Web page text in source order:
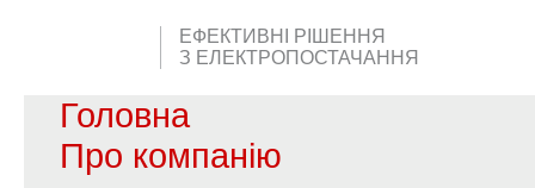
ЕФЕКТИВНІ РІШЕННЯ
З ЕЛЕКТРОПОСТАЧАННЯ
Головна
Про компанію